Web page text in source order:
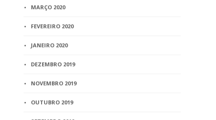
MARÇO 2020
FEVEREIRO 2020
JANEIRO 2020
DEZEMBRO 2019
NOVEMBRO 2019
OUTUBRO 2019